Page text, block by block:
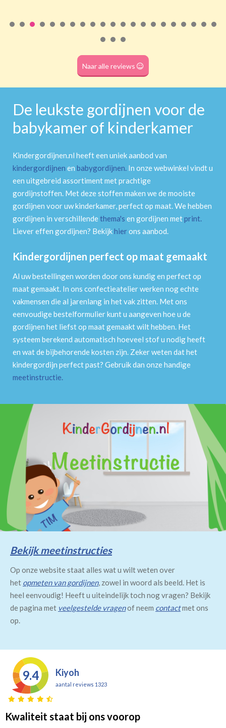
(dubbele tunnel)
Naar alle reviews
De leukste gordijnen voor de
babykamer of kinderkamer
Kindergordijnen.nl heeft een uniek aanbod van
kindergordijnen en babygordijnen. In onze webwinkel vindt u
een uitgebreid assortiment met prachtige
gordijnstoffen. Met deze stoffen maken we de mooiste
gordijnen voor uw kinderkamer, perfect op maat. We hebben
gordijnen in verschillendethema's en gordijnen metprint.
Liever effen gordijnen? Bekijkhierons aanbod.
Kindergordijnen perfect op maat gemaakt
Al uw bestellingen worden door ons kundig en perfect op
maat gemaakt. In ons confectieatelier werken nog echte
vakmensen die al jarenlang in het vak zitten. Met ons
eenvoudige bestelformulier kunt u aangeven hoe u de
gordijnen het liefst op maat gemaakt wilt hebben. Het
systeem berekend automatisch hoeveel stof u nodig heeft
en wat de bijbehorende kosten zijn. Zeker weten dat het
kindergordijn perfect past? Gebruik dan onze handige
meetinstructie.
Bekijk meetinstructies
Op onze website staat alles wat u wilt weten over
het opmeten van gordijnen, zowel in woord als beeld. Het is
heel eenvoudig! Heeft u uiteindelijk toch nog vragen? Bekijk
de pagina met veelgestelde vragenof neem contactmet ons
op.
9.4 Kiyoh
aantal reviews 1323
Kwaliteit staat bij ons voorop